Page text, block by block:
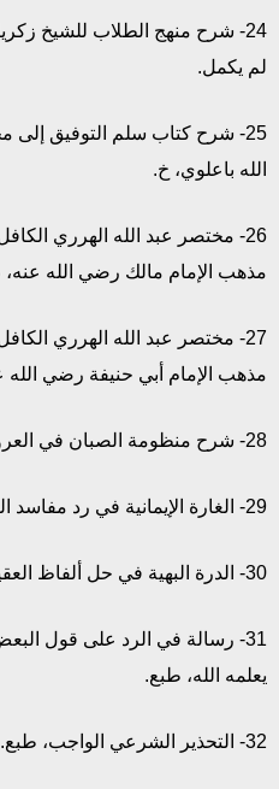
24- شرح منهج الطلاب للشيخ
لم يكمل.
25- شرح كتاب سلم التوفيق إلى
الله باعلوي، خ.
26- مختصر عبد الله الهرري
مذهب الإمام مالك رضي الله
27- مختصر عبد الله الهرري
مذهب الإمام أبي حنيفة رضي الله
28- شرح منظومة الصبان في العروض، خ.
29- الغارة الإيمانية في رد مفاسد التحريرية، طبع.
30- الدرة البهية في حل ألفاظ العقيدة الطحاوية، طبع.
31- رسالة في الرد على قول
يعلمه الله، طبع.
32- التحذير الشرعي الواجب، طبع.